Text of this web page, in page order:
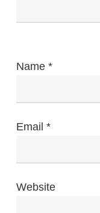
Name *
Email *
Website